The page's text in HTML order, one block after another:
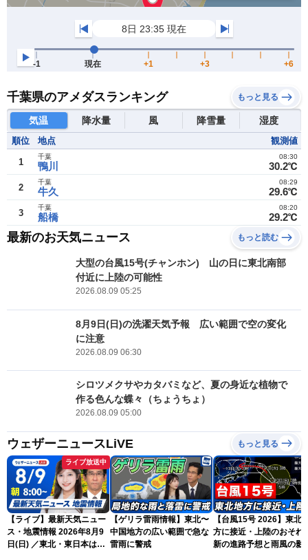
千葉県のアメダスランキング もっと見る
気温 降水量 風 降雪量 湿度
順位 地点 観測値
1 鴨川
千葉
30.2℃
08:30
2 牛久
千葉
29.6℃
08:29
3 船橋
千葉
29.2℃
08:20
最新のお天気ニュース もっと読む
大型の台風15号(チャンホン) 山の日に東北南部
付近に上陸の可能性
2026.08.09 05:25
8月9日(日)の洗濯天気予報 広い範囲で空の変化
に注意
2026.08.09 06:30
シロツメクサやカタバミなど、夏の身近な植物で
作る色んな蝶々（ちょうちょ）
2026.08.09 05:00
ウェザーニュースLiVE もっと見る
ライブ放送中
【ライブ】最新天気ニュー
ス・地震情報 2026年8月9
日(日) ／東北・東日本は急
【ゲリラ雷雨情報】東北〜
中国地方の広い範囲で急な
雷雨に警戒
【台風15号 2026】東北
方に接近・上陸のおそれ
新の進路予想と雨風の影